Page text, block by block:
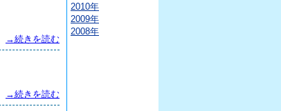
→続きを読む
→続きを読む
2010年
2009年
2008年